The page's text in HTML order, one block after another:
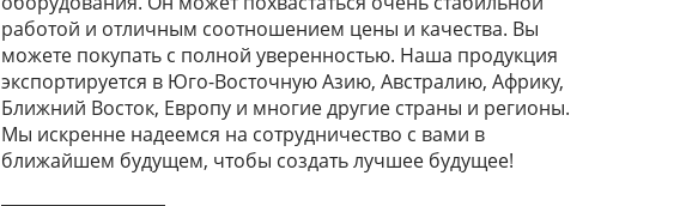
работой и отличным соотношением цены и качества. Вы
можете покупать с полной уверенностью. Наша продукция
экспортируется в Юго-Восточную Азию, Австралию, Африку,
Ближний Восток, Европу и многие другие страны и регионы.
Мы искренне надеемся на сотрудничество с вами в
ближайшем будущем, чтобы создать лучшее будущее!